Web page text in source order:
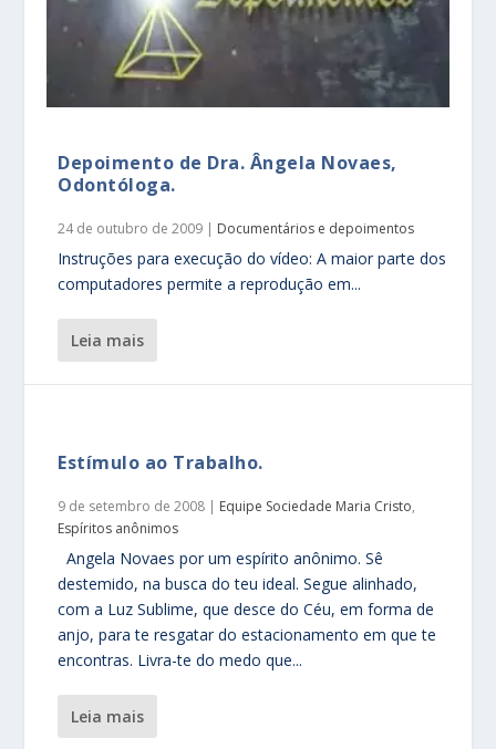
Depoimento de Dra. Ângela Novaes,
Odontóloga.
24 de outubro de 2009 | Documentários e depoimentos
Instruções para execução do vídeo: A maior parte dos
computadores permite a reprodução em...
leia mais
Estímulo ao Trabalho.
9 de setembro de 2008 | Equipe Sociedade Maria Cristo,
Espíritos anônimos
Angela Novaes por um espírito anônimo. Sê
destemido, na busca do teu ideal. Segue alinhado,
com a Luz Sublime, que desce do Céu, em forma de
anjo, para te resgatar do estacionamento em que te
encontras. Livra-te do medo que...
leia mais